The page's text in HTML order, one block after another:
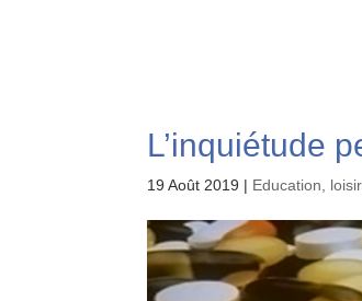
L’inquiétude
19 Août 2019 | Education,